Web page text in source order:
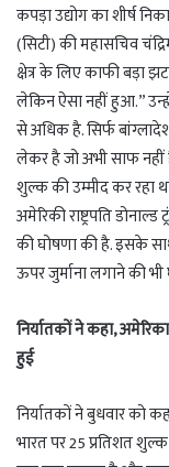
कपड़ा उद्योग का शीर्ष
(सिटी) की महासचिव
क्षेत्र के लिए काफी बड़ा
लेकिन ऐसा नहीं हुआ.”
से अधिक है. सिर्फ
लेकर है जो अभी साफ नहीं
शुल्क की उम्मीद कर रहा
अमेरिकी राष्ट्रपति
की घोषणा की है. इसके
ऊपर जुर्माना लगाने की
निर्यातकों ने कहा,
हुई
निर्यातकों ने बुधवार को
भारत पर 25 प्रतिशत